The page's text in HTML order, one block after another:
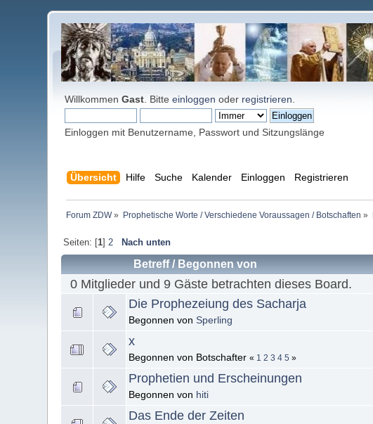
WillkommenGast . Bitteeinloggen oder registrieren
Einloggen mit Benutzername, Passwort und Sitzungslänge
Übersicht Hilfe Suche Kalender Einloggen Registrieren
Forum ZDW» Prophetische Worte / Verschiedene Voraussagen / Botschaften »
Seiten: [1] 2 Nach unten
Betreff/ Begonnen von
0 Mitglieder und 9 Gäste betrachten dieses Board.
Die Prophezeiung des Sacharja
Begonnen von Sperling
x
Begonnen von Botschafter« 1 2 3 4 5 »
Prophetien und Erscheinungen
Begonnen von hiti
Das Ende der Zeiten